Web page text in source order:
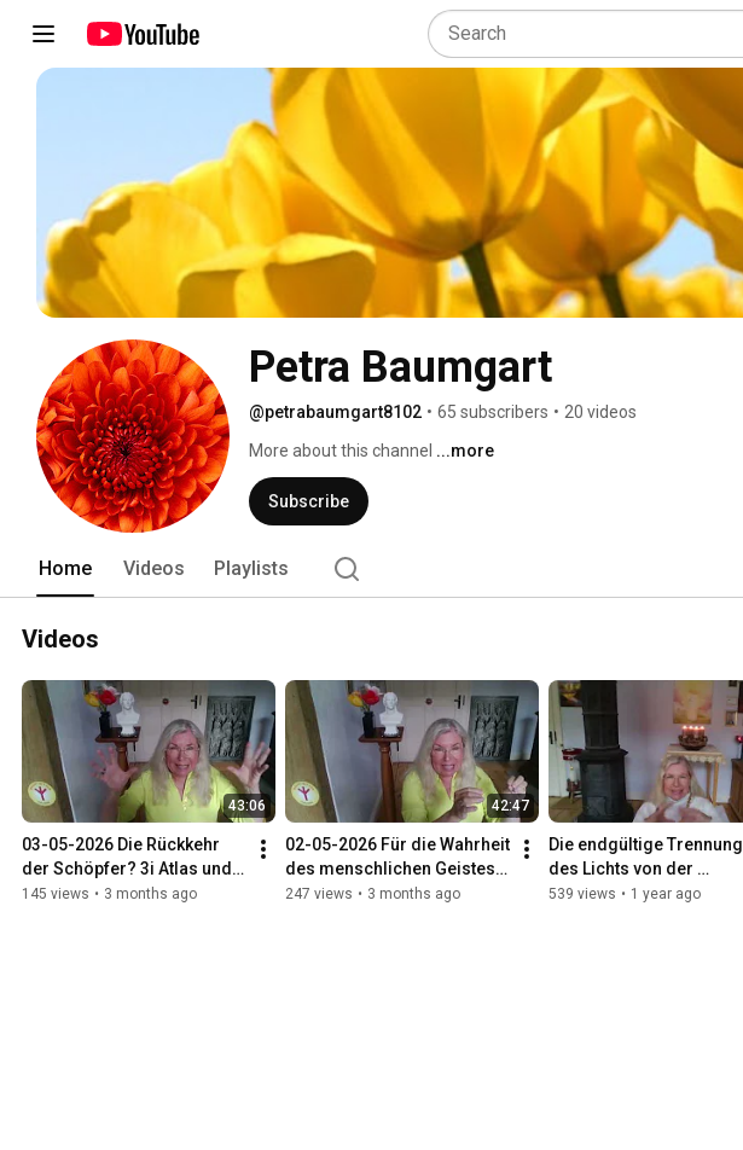
Petra Baumgart
@petrabaumgart8102 • 65 subscribers • 20 videos
More about this channel ...more
Subscribe
Home Videos Playlists
Videos
43:06
03-05-2026 Die Rückkehr
der Schöpfer? 3i Atlas und
seine Mission.
145 views • 3 months ago
42:47
02-05-2026 Für die Wahrheit
des menschlichen Geistes,
wider dem Kriege.
247 views • 3 months ago
Die endgültige Trennung
des Lichts von der
Finsternis_27-11-2024
539 views • 1 year ago